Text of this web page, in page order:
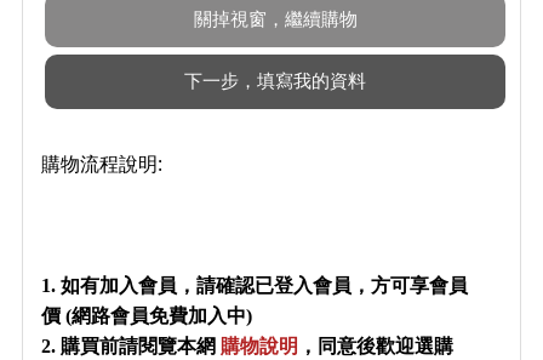
購物流程說明:
1. 如有加入會員，請確認已登入會員，方可享會員
價 (網路會員免費加入中)
2. 購買前請閱覽本網 購物說明 ，同意後歡迎選購